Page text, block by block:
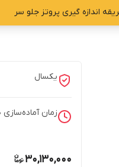
اندازه گیری پروتز جلو سر
یکسال
زمان آماده‌سازی
30,130,000